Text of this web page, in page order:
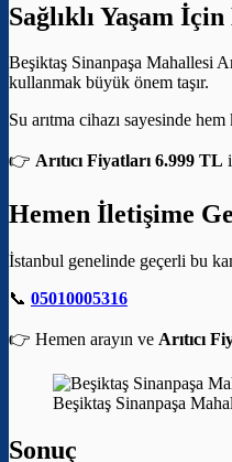
Sağlıklı Yaşam
Beşiktaş Sinanpaşa Mahallesi
kullanmak büyük önem taşır.
Su arıtma cihazı sayesinde
👉 Arıtıcı Fiyatları 6.999 TL
Hemen İletişime
İstanbul genelinde geçerli bu
📞 05010005316
👉 Hemen arayın ve Arıtıcı
Beşiktaş Sinanpaşa
Sonuç